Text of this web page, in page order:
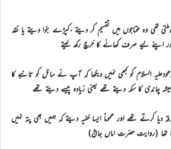
تھی وہ محتاجوں میں تقسیم کر دیتے ،کپڑے بنوا دیتے یا نقد
اپنے لیے صرف کھانے کا خرچ رکھ لیتے
السلام کو کبھی نہیں دیکھا کہ آپ نے سائل کو تانبے کا
چاندی کا سکہ دیتے تھے یعنی زیادہ پیسے دیتے تھے
تھے اور عموماً ایسا خفیہ دیتے کہ ہمیں بھی پتہ نہیں
تھا (روایت حضرت اماں جانؓ)